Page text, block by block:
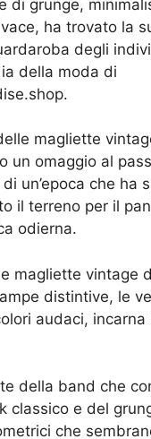
di grunge,
ha trovato la
degli
della moda di
magliette
un omaggio al
un’epoca che ha
il terreno per il
odierna.
magliette vintage
distintive, le
audaci,
della band che
classico e del
che